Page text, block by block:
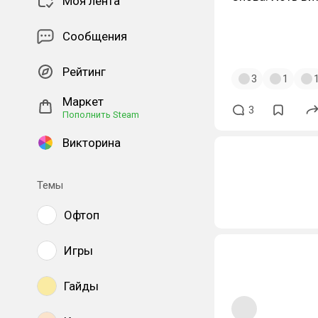
Сообщения
Рейтинг
Маркет
Пополнить Steam
Викторина
Темы
Офтоп
Игры
Гайды
3 1
3